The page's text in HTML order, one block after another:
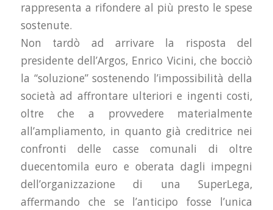
rappresenta a rifondere al più presto le spese
sostenute.
Non tardò ad arrivare la risposta del
presidente dell’Argos, Enrico Vicini, che bocciò
la “soluzione” sostenendo l’impossibilità della
società ad affrontare ulteriori e ingenti costi,
oltre che a provvedere materialmente
all’ampliamento, in quanto già creditrice nei
confronti delle casse comunali di oltre
duecentomila euro e oberata dagli impegni
dell’organizzazione di una SuperLega,
affermando che se l’anticipo fosse l’unica